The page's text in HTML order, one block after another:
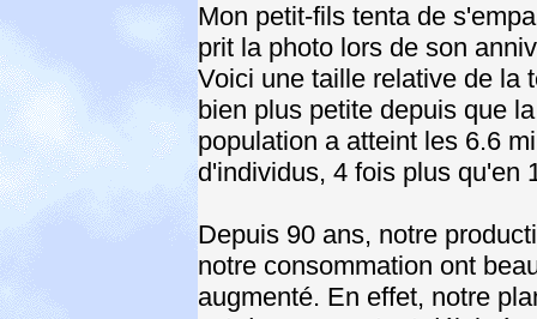
Mon petit-fils tenta de
prit la photo lors de son
Voici une taille relative de la
bien plus petite depuis que la
population a atteint les 6.6
d'individus, 4 fois plus qu'en
Depuis 90 ans, notre
notre consommation ont
augmenté. En effet, notre